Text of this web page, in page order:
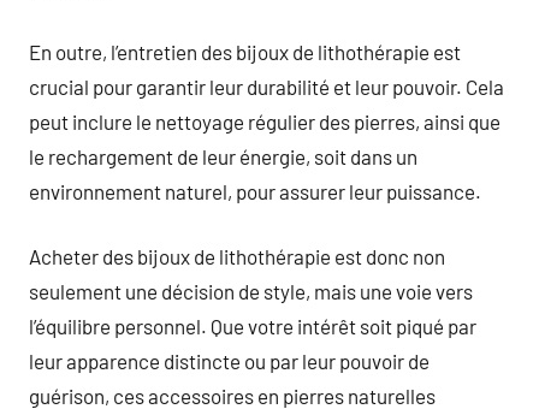
En outre, l’entretien des bijoux de lithothérapie est
crucial pour garantir leur durabilité et leur pouvoir. Cela
peut inclure le nettoyage régulier des pierres, ainsi que
le rechargement de leur énergie, soit dans un
environnement naturel, pour assurer leur puissance.
Acheter des bijoux de lithothérapie est donc non
seulement une décision de style, mais une voie vers
l’équilibre personnel. Que votre intérêt soit piqué par
leur apparence distincte ou par leur pouvoir de
guérison, ces accessoires en pierres naturelles